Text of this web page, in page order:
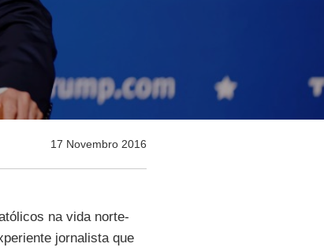
17 Novembro 2016
na vida norte-
jornalista que